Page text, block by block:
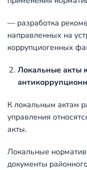
— разработка
направленных на
коррупциогенных
Локальные акты
К локальным актам
управления
акты.
Локальные
документы